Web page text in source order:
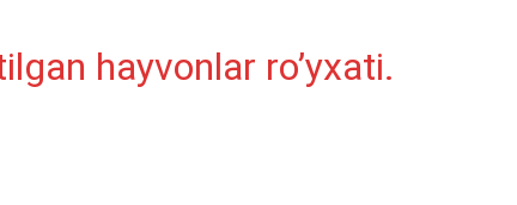
hayvonlar ro’yxati.